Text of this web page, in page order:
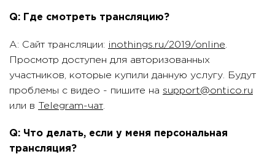
Q: Где смотреть трансляцию?
A: Сайт трансляции: inothings.ru/2019/online
Просмотр доступен для авторизованных
участников, которые купили данную услугу. Будут
проблемы с видео - пишите на support@ontico.ru
или в
Telegram-чат
Q: Что делать, если у меня персональная
трансляция?